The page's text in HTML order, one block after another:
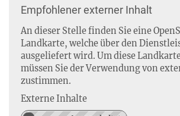
Empfohlener externer Inhalt
An dieser Stelle finden Sie eine
Landkarte, welche über den
ausgeliefert wird. Um diese
müssen Sie der Verwendung von
zustimmen.
Externe Inhalte